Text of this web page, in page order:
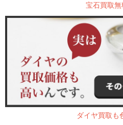
宝石買取無
ダイヤ買取も